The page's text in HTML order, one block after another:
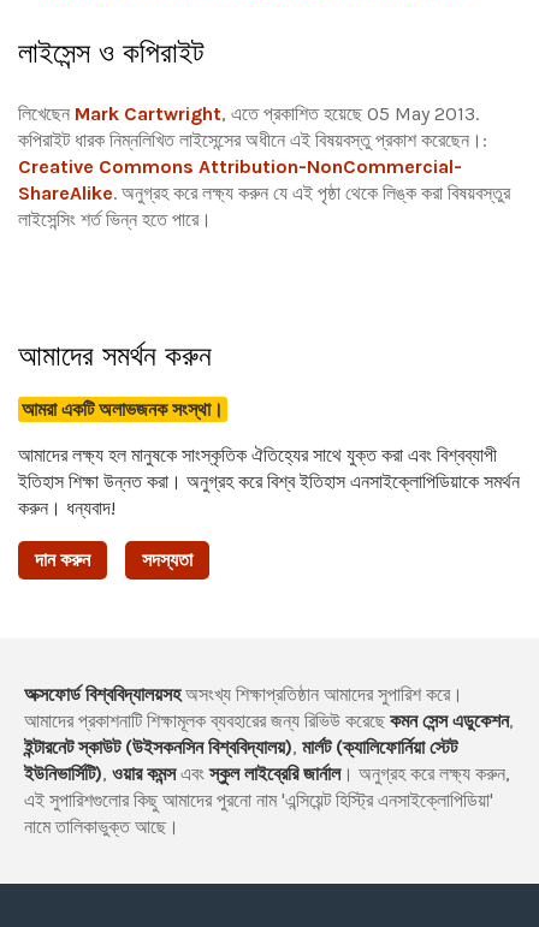
লাইসেন্স ও কপিরাইট
লিখেছেন Mark Cartwright, এতে প্রকাশিত হয়েছে 05 May 2013.
কপিরাইট ধারক নিম্নলিখিত লাইসেন্সের অধীনে এই বিষয়বস্তু প্রকাশ করেছেন।:
Creative Commons Attribution-NonCommercial-
ShareAlike. অনুগ্রহ করে লক্ষ্য করুন যে এই পৃষ্ঠা থেকে লিঙ্ক করা বিষয়বস্তুর
লাইসেন্সিং শর্ত ভিন্ন হতে পারে।
আমাদের সমর্থন করুন
আমরা একটি অলাভজনক সংস্থা।
আমাদের লক্ষ্য হল মানুষকে সাংস্কৃতিক ঐতিহ্যের সাথে যুক্ত করা এবং বিশ্বব্যাপী
ইতিহাস শিক্ষা উন্নত করা। অনুগ্রহ করে বিশ্ব ইতিহাস এনসাইক্লোপিডিয়াকে সমর্থন
করুন। ধন্যবাদ!
দান করুন সদস্যতা
অক্সফোর্ড বিশ্ববিদ্যালয়সহঅসংখ্য শিক্ষাপ্রতিষ্ঠান আমাদের সুপারিশ করে।
আমাদের প্রকাশনাটি শিক্ষামূলক ব্যবহারের জন্য রিভিউ করেছে কমন সেন্স এডুকেশন,
ইন্টারনেট স্কাউট (উইসকনসিন বিশ্ববিদ্যালয়), মার্লট (ক্যালিফোর্নিয়া স্টেট
ইউনিভার্সিটি), ওয়ার কমন্সএবংস্কুল লাইব্রেরি জার্নাল। অনুগ্রহ করে লক্ষ্য করুন,
এই সুপারিশগুলোর কিছু আমাদের পুরনো নাম 'এন্সিয়েন্ট হিস্ট্রি এনসাইক্লোপিডিয়া'
নামে তালিকাভুক্ত আছে।